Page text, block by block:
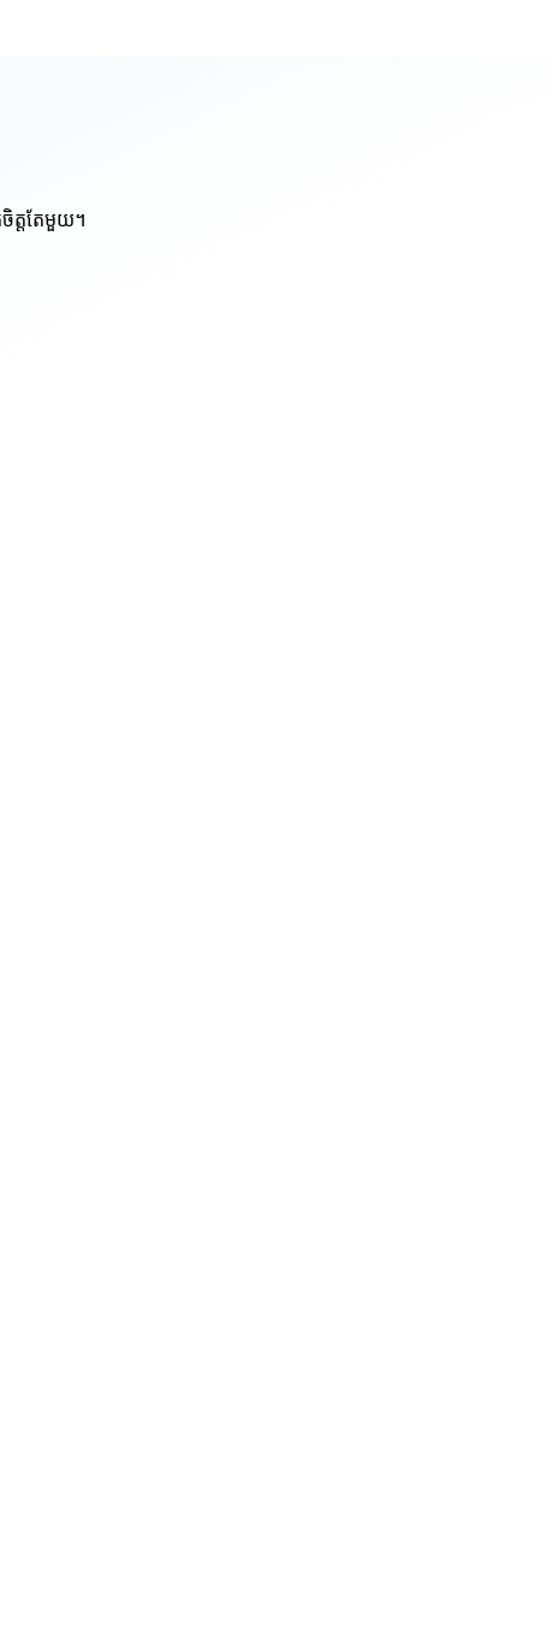
ត្តតែមួយ។